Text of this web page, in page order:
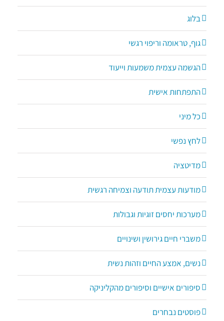
בלוג
גוף, טראומה וריפוי רגשי
הגשמה עצמית משמעות וייעוד
התפתחות אישית
כל מיני
לחץ נפשי
מדיטציה
מודעות עצמית תודעה וצמיחה רגשית
מערכות יחסים זוגיות וגבולות
משברי חיים גירושין ושינויים
נשים, אמצע החיים וזהות נשית
סיפורים אישיים וסיפורים מהקליניקה
פוסטים נבחרים